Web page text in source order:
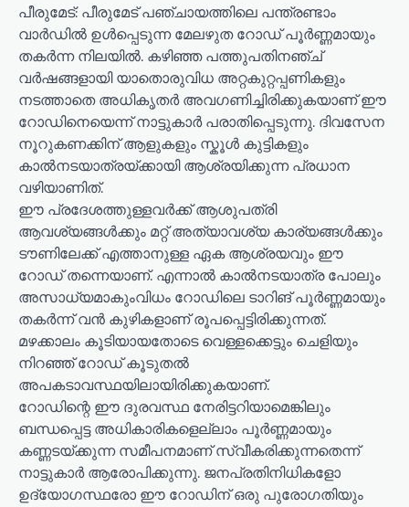
പീരുമേട്: പീരുമേട് പഞ്ചായത്തിലെ പന്ത്രണ്ടാം
വാർഡിൽ ഉൾപ്പെടുന്ന മേലഴുത റോഡ് പൂർണ്ണമായും
തകർന്ന നിലയിൽ. കഴിഞ്ഞ പത്തുപതിനഞ്ച്
വർഷങ്ങളായി യാതൊരുവിധ അറ്റകുറ്റപ്പണികളും
നടത്താതെ അധികൃതർ അവഗണിച്ചിരിക്കുകയാണ് ഈ
റോഡിനെയെന്ന് നാട്ടുകാർ പരാതിപ്പെടുന്നു. ദിവസേന
നൂറുകണക്കിന് ആളുകളും സ്കൂൾ കുട്ടികളും
കാൽനടയാത്രയ്ക്കായി ആശ്രയിക്കുന്ന പ്രധാന
വഴിയാണിത്.
ഈ പ്രദേശത്തുള്ളവർക്ക് ആശുപത്രി
ആവശ്യങ്ങൾക്കും മറ്റ് അത്യാവശ്യ കാര്യങ്ങൾക്കും
ടൗണിലേക്ക് എത്താനുള്ള ഏക ആശ്രയവും ഈ
റോഡ് തന്നെയാണ്. എന്നാൽ കാൽനടയാത്ര പോലും
അസാധ്യമാകുംവിധം റോഡിലെ ടാറിങ് പൂർണ്ണമായും
തകർന്ന് വൻ കുഴികളാണ് രൂപപ്പെട്ടിരിക്കുന്നത്.
മഴക്കാലം കൂടിയായതോടെ വെള്ളക്കെട്ടും ചെളിയും
നിറഞ്ഞ് റോഡ് കൂടുതൽ
അപകടാവസ്ഥയിലായിരിക്കുകയാണ്.
റോഡിന്റെ ഈ ദുരവസ്ഥ നേരിട്ടറിയാമെങ്കിലും
ബന്ധപ്പെട്ട അധികാരികളെല്ലാം പൂർണ്ണമായും
കണ്ണടയ്ക്കുന്ന സമീപനമാണ് സ്വീകരിക്കുന്നതെന്ന്
നാട്ടുകാർ ആരോപിക്കുന്നു. ജനപ്രതിനിധികളോ
ഉദ്യോഗസ്ഥരോ ഈ റോഡിന് ഒരു പുരോഗതിയും